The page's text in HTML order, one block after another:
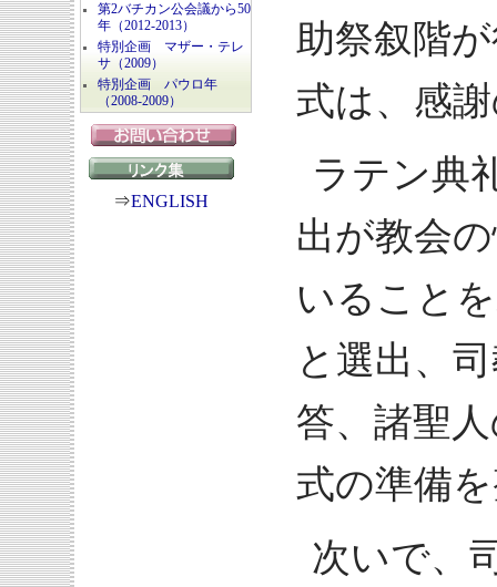
第2バチカン公会議から50
年（2012-2013）
特別企画 マザー・テレ
サ（2009）
特別企画 パウロ年
（2008-2009）
⇒ENGLISH
助祭叙階
式は、感
ラテン典
出が教会
いること
と選出、
答、諸聖
式の準備
次いで、